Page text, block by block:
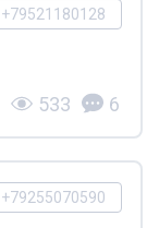
+79521180128
533 6
+79255070590